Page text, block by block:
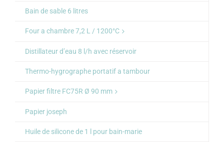
Bain de sable 6 litres
Four a chambre 7,2 L / 1200°C
Distillateur d’eau 8 l/h avec réservoir
Thermo-hygrographe portatif a tambour
Papier filtre FC75R Ø 90 mm
Papier joseph
Huile de silicone de 1 l pour bain-marie